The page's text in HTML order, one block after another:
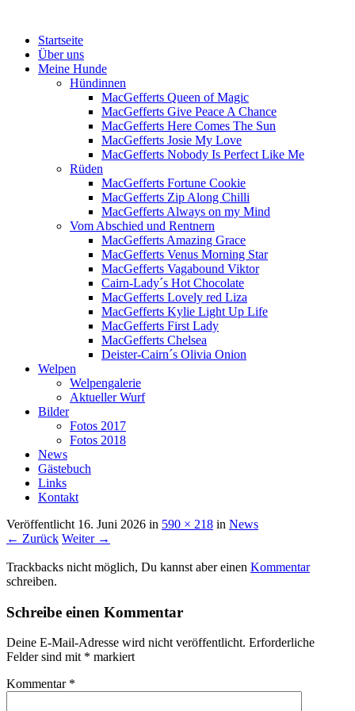
Menü
Zum
Inhalt
springen
Startseite
Über uns
Meine Hunde
Hündinnen
MacGefferts Queen of Magic
MacGefferts Give Peace A Chance
MacGefferts Here Comes The Sun
MacGefferts Josie My Love
MacGefferts Nobody Is Perfect Like Me
Rüden
MacGefferts Fortune Cookie
MacGefferts Zip Along Chilli
MacGefferts Always on my Mind
Vom Abschied und Rentnern
MacGefferts Amazing Grace
MacGefferts Venus Morning Star
MacGefferts Vagabound Viktor
Cairn-Lady´s Hot Chocolate
MacGefferts Lovely red Liza
MacGefferts Kylie Light Up Life
MacGefferts First Lady
MacGefferts Chelsea
Deister-Cairn´s Olivia Onion
Welpen
Welpengalerie
Aktueller Wurf
Bilder
Fotos 2017
Fotos 2018
News
Gästebuch
Links
Kontakt
Veröffentlicht 16. Juni 2026 in 590 × 218 in News
← Zurück Weiter →
Trackbacks nicht möglich, Du kannst aber einen Kommentar
schreiben.
Schreibe einen Kommentar
Deine E-Mail-Adresse wird nicht veröffentlicht. Erforderliche
Felder sind mit * markiert
Kommentar *